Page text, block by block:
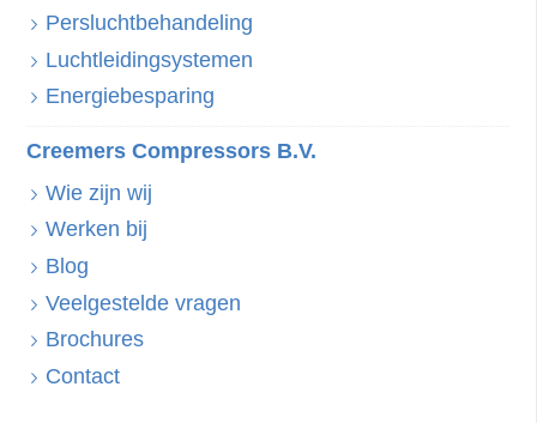
Persluchtbehandeling
Luchtleidingsystemen
Energiebesparing
Creemers Compressors B.V.
Wie zijn wij
Werken bij
Blog
Veelgestelde vragen
Brochures
Contact